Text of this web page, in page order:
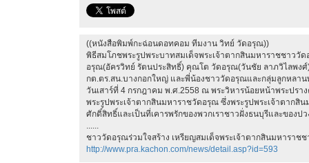
((หนังสือพิมพ์กะฉ่อนดอทคอม ทีมงาน วิทย์ วัดอรุณ))
พิธีสมโภชพระรูปพระบาทสมเด็จพระเจ้าตากสินมหาราชชาว
อรุณ(อัครวิทย์ รัตนประสิทธิ์) คุณโต วัดอรุณ(วันชัย ลาภวิไลพงศ์
กต.ตร.สน.บางกอกใหญ่ และพี่น้องชาววัดอรุณและกลุ่มลูกหลาน
วันเสาร์ที่ 4 กรกฎาคม พ.ศ.2558 ณ พระวิหารน้อยหน้าพระปร
พระรูปพระเจ้าตากสินมหาราชวัดอรุณ ซึ่งพระรูปพระเจ้าตากสิ
ศักดิ์สิทธิ์และเป็นที่เคารพรักของพวกเราชาวฝั่งธนบุรีและของป
......
ชาววัดอรุณร่วมใจสร้าง เหรียญสมเด็จพระเจ้าตากสินมหาราช
http://www.pra.kachon.com/news/detail.asp?id=593